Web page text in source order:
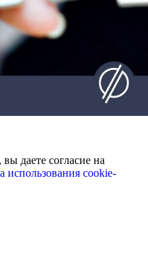
даете согласие на
использования cookie-